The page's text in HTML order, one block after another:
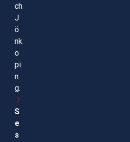
ch
J
ö
nk
ö
pi
n
g.
S
e
s